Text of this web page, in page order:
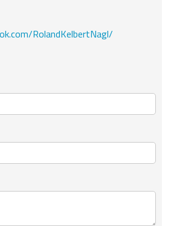
RolandKelbertNagl/